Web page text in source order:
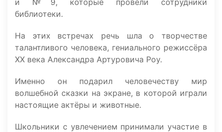
библиотеки.
На этих встречах речь шла о творчестве
талантливого человека, гениального режиссёра
ХХ века Александра Артуровича Роу.
Именно он подарил человечеству мир
волшебной сказки на экране, в которой играли
настоящие актёры и животные.
Школьники с увлечением принимали участие в